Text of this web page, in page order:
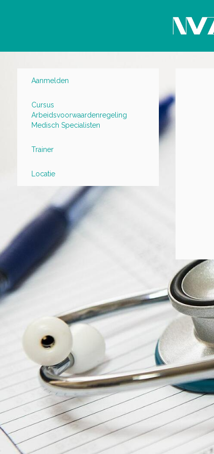
Aanmelden
Cursus
Arbeidsvoorwaardenregeling
Medisch Specialisten
Trainer
Locatie